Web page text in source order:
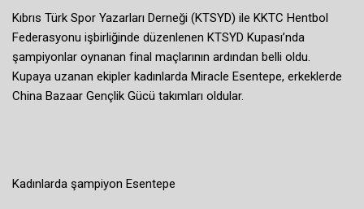
Kıbrıs Türk Spor Yazarları Derneği (KTSYD) ile KKTC Hentbol
Federasyonu işbirliğinde düzenlenen KTSYD Kupası’nda
şampiyonlar oynanan final maçlarının ardından belli oldu.
Kupaya uzanan ekipler kadınlarda Miracle Esentepe, erkeklerde
China Bazaar Gençlik Gücü takımları oldular.
Kadınlarda şampiyon Esentepe